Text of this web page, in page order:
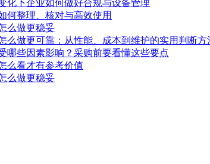
化下企业如何做好合规与设备管理
何整理、核对与高效使用
么做更稳妥
么做更可靠：从性能、成本到维护的实用判断方
哪些因素影响？采购前要看懂这些要点
么看才有参考价值
么做更稳妥